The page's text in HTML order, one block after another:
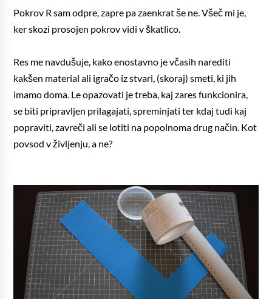
Pokrov R sam odpre, zapre pa zaenkrat še ne. Všeč mi je,
ker skozi prosojen pokrov vidi v škatlico.
Res me navdušuje, kako enostavno je včasih narediti
kakšen material ali igračo iz stvari, (skoraj) smeti, ki jih
imamo doma. Le opazovati je treba, kaj zares funkcionira,
se biti pripravljen prilagajati, spreminjati ter kdaj tudi kaj
popraviti, zavreči ali se lotiti na popolnoma drug način. Kot
povsod v življenju, a ne?